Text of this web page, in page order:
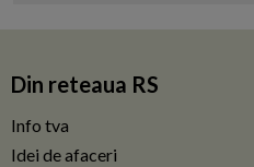
Din reteaua RS
Info tva
Idei de afaceri